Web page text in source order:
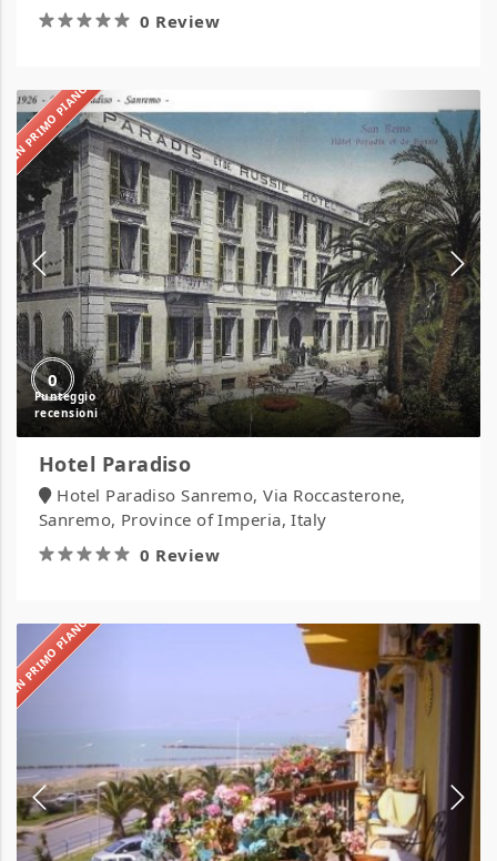
0 Review
IN PRIMO PIANO
0
Hotel
Paradiso
Hotel Paradiso
Hotel Paradiso Sanremo, Via Roccasterone,
Sanremo, Province of Imperia, Italy
0 Review
IN PRIMO PIANO